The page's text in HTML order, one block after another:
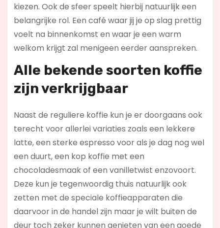
kiezen. Ook de sfeer speelt hierbij natuurlijk een
belangrijke rol. Een café waar jij je op slag prettig
voelt na binnenkomst en waar je een warm
welkom krijgt zal menigeen eerder aanspreken.
Alle bekende soorten koffie
zijn verkrijgbaar
Naast de reguliere koffie kun je er doorgaans ook
terecht voor allerlei variaties zoals een lekkere
latte, een sterke espresso voor als je dag nog wel
een duurt, een kop koffie met een
chocoladesmaak of een vanilletwist enzovoort.
Deze kun je tegenwoordig thuis natuurlijk ook
zetten met de speciale koffieapparaten die
daarvoor in de handel zijn maar je wilt buiten de
deur toch zeker kunnen genieten van een goede